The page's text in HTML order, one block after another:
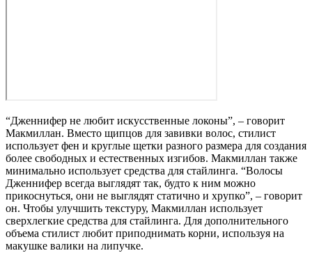
“Дженнифер не любит искусственные локоны”, – говорит
Макмиллан. Вместо щипцов для завивки волос, стилист
использует фен и круглые щетки разного размера для создания
более свободных и естественных изгибов. Макмиллан также
минимально использует средства для стайлинга. “Волосы
Дженнифер всегда выглядят так, будто к ним можно
прикоснуться, они не выглядят статично и хрупко”, – говорит
он. Чтобы улучшить текстуру, Макмиллан использует
сверхлегкие средства для стайлинга. Для дополнительного
объема стилист любит приподнимать корни, используя на
макушке валики на липучке.